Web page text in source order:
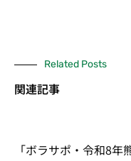
Related Posts
関連記事
「ボラサポ・令和8